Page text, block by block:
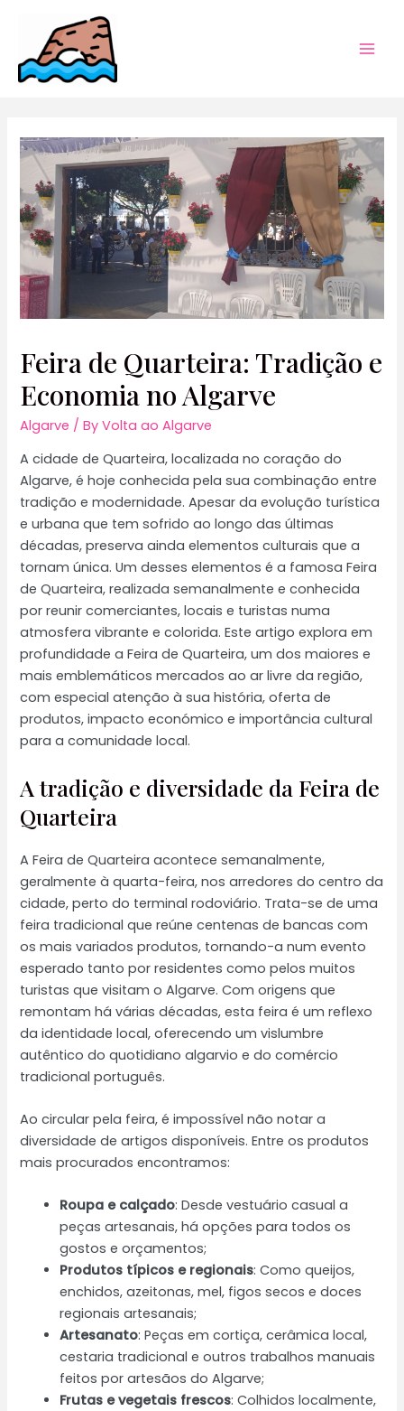
content
Feira de Quarteira: Tradição e
Economia no Algarve
Algarve / ByVolta ao Algarve
A cidade de Quarteira, localizada no coração do
Algarve, é hoje conhecida pela sua combinação entre
tradição e modernidade. Apesar da evolução turística
e urbana que tem sofrido ao longo das últimas
décadas, preserva ainda elementos culturais que a
tornam única. Um desses elementos é a famosa Feira
de Quarteira, realizada semanalmente e conhecida
por reunir comerciantes, locais e turistas numa
atmosfera vibrante e colorida. Este artigo explora em
profundidade a Feira de Quarteira, um dos maiores e
mais emblemáticos mercados ao ar livre da região,
com especial atenção à sua história, oferta de
produtos, impacto económico e importância cultural
para a comunidade local.
A tradição e diversidade da Feira de
Quarteira
A Feira de Quarteira acontece semanalmente,
geralmente à quarta-feira, nos arredores do centro da
cidade, perto do terminal rodoviário. Trata-se de uma
feira tradicional que reúne centenas de bancas com
os mais variados produtos, tornando-a num evento
esperado tanto por residentes como pelos muitos
turistas que visitam o Algarve. Com origens que
remontam há várias décadas, esta feira é um reflexo
da identidade local, oferecendo um vislumbre
autêntico do quotidiano algarvio e do comércio
tradicional português.
Ao circular pela feira, é impossível não notar a
diversidade de artigos disponíveis. Entre os produtos
mais procurados encontramos:
Roupa e calçado: Desde vestuário casual a
peças artesanais, há opções para todos os
gostos e orçamentos;
Produtos típicos e regionais: Como queijos,
enchidos, azeitonas, mel, figos secos e doces
regionais artesanais;
Artesanato: Peças em cortiça, cerâmica local,
cestaria tradicional e outros trabalhos manuais
feitos por artesãos do Algarve;
Frutas e vegetais frescos: Colhidos localmente,